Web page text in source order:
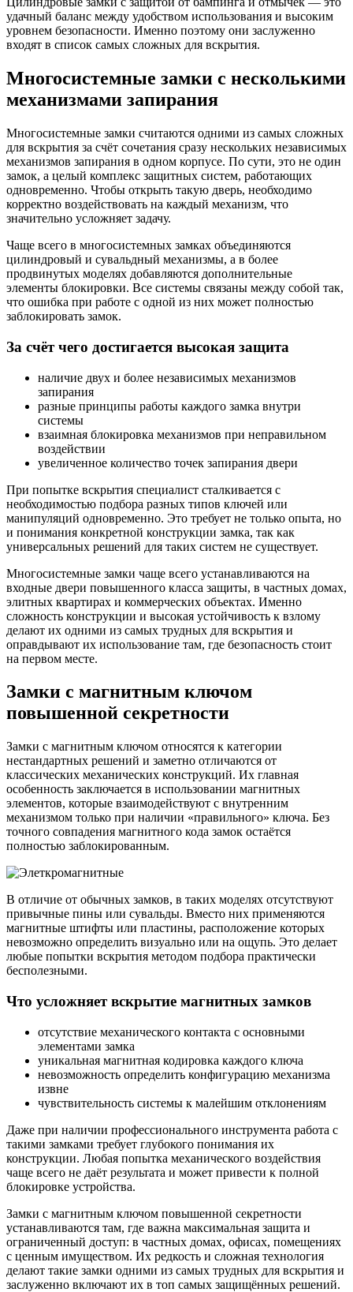
удачный баланс между удобством использования и высоким
уровнем безопасности. Именно поэтому они заслуженно
входят в список самых сложных для вскрытия.
Многосистемные замки с несколькими
механизмами запирания
Многосистемные замки считаются одними из самых сложных
для вскрытия за счёт сочетания сразу нескольких независимых
механизмов запирания в одном корпусе. По сути, это не один
замок, а целый комплекс защитных систем, работающих
одновременно. Чтобы открыть такую дверь, необходимо
корректно воздействовать на каждый механизм, что
значительно усложняет задачу.
Чаще всего в многосистемных замках объединяются
цилиндровый и сувальдный механизмы, а в более
продвинутых моделях добавляются дополнительные
элементы блокировки. Все системы связаны между собой так,
что ошибка при работе с одной из них может полностью
заблокировать замок.
За счёт чего достигается высокая защита
наличие двух и более независимых механизмов
запирания
разные принципы работы каждого замка внутри
системы
взаимная блокировка механизмов при неправильном
воздействии
увеличенное количество точек запирания двери
При попытке вскрытия специалист сталкивается с
необходимостью подбора разных типов ключей или
манипуляций одновременно. Это требует не только опыта, но
и понимания конкретной конструкции замка, так как
универсальных решений для таких систем не существует.
Многосистемные замки чаще всего устанавливаются на
входные двери повышенного класса защиты, в частных домах,
элитных квартирах и коммерческих объектах. Именно
сложность конструкции и высокая устойчивость к взлому
делают их одними из самых трудных для вскрытия и
оправдывают их использование там, где безопасность стоит
на первом месте.
Замки с магнитным ключом
повышенной секретности
Замки с магнитным ключом относятся к категории
нестандартных решений и заметно отличаются от
классических механических конструкций. Их главная
особенность заключается в использовании магнитных
элементов, которые взаимодействуют с внутренним
механизмом только при наличии «правильного» ключа. Без
точного совпадения магнитного кода замок остаётся
полностью заблокированным.
В отличие от обычных замков, в таких моделях отсутствуют
привычные пины или сувальды. Вместо них применяются
магнитные штифты или пластины, расположение которых
невозможно определить визуально или на ощупь. Это делает
любые попытки вскрытия методом подбора практически
бесполезными.
Что усложняет вскрытие магнитных замков
отсутствие механического контакта с основными
элементами замка
уникальная магнитная кодировка каждого ключа
невозможность определить конфигурацию механизма
извне
чувствительность системы к малейшим отклонениям
Даже при наличии профессионального инструмента работа с
такими замками требует глубокого понимания их
конструкции. Любая попытка механического воздействия
чаще всего не даёт результата и может привести к полной
блокировке устройства.
Замки с магнитным ключом повышенной секретности
устанавливаются там, где важна максимальная защита и
ограниченный доступ: в частных домах, офисах, помещениях
с ценным имуществом. Их редкость и сложная технология
делают такие замки одними из самых трудных для вскрытия и
заслуженно включают их в топ самых защищённых решений.